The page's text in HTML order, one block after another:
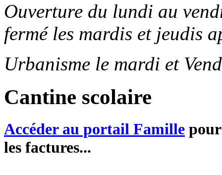
Ouverture du lundi au
fermé les mardis et jeudis
Urbanisme le mardi et
Cantine scolaire
Accéder au portail Famille
les factures...